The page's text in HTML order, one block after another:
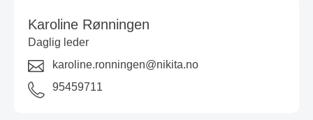
Karoline Rønningen
Daglig leder
karoline.ronningen@nikita.no
95459711